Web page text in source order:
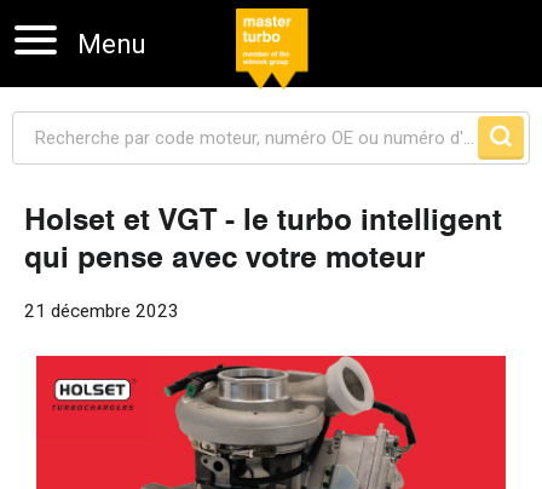
Menu
Sauter la navigation
Holset et VGT - le turbo intelligent
qui pense avec votre moteur
21 décembre 2023